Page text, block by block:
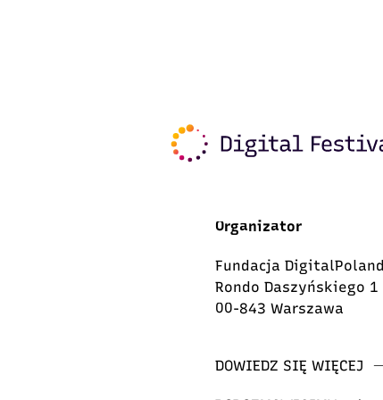
Organizator
Fundacja DigitalPoland
Rondo Daszyńskiego 1
00-843 Warszawa
DOWIEDZ SIĘ WIĘCEJ